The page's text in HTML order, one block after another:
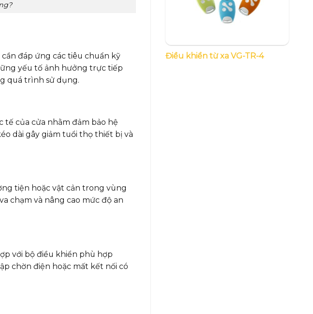
đáp ứng các tiêu chuẩn kỹ
yếu tố ảnh hưởng trực tiếp
quá trình sử dụng.
của cửa nhằm đảm bảo hệ
dài gây giảm tuổi thọ thiết bị và
tiện hoặc vật cản trong vùng
chạm và nâng cao mức độ an
với bộ điều khiển phù hợp
chờn điện hoặc mất kết nối có
Điều khiển từ xa VG-TR-4